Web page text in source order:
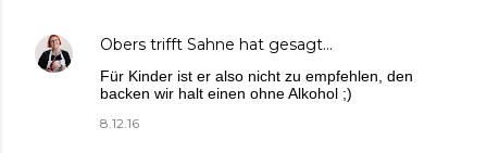
Obers trifft Sahne hat gesagt…
Für Kinder ist er also nicht zu empfehlen, den
backen wir halt einen ohne Alkohol ;)
8.12.16